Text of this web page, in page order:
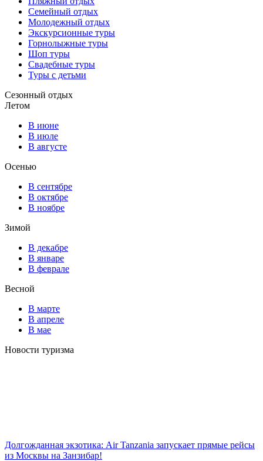
Семейный отдых
Молодежный отдых
Экскурсионные туры
Горнолыжные туры
Шоп туры
Свадебные туры
Туры с детьми
Сезонный отдых
Летом
В июне
В июле
В августе
Осенью
В сентябре
В октябре
В ноябре
Зимой
В декабре
В январе
В феврале
Весной
В марте
В апреле
В мае
Новости туризма
Долгожданная экзотика: Air Tanzania запускает прямые рейсы
из Москвы на Занзибар!